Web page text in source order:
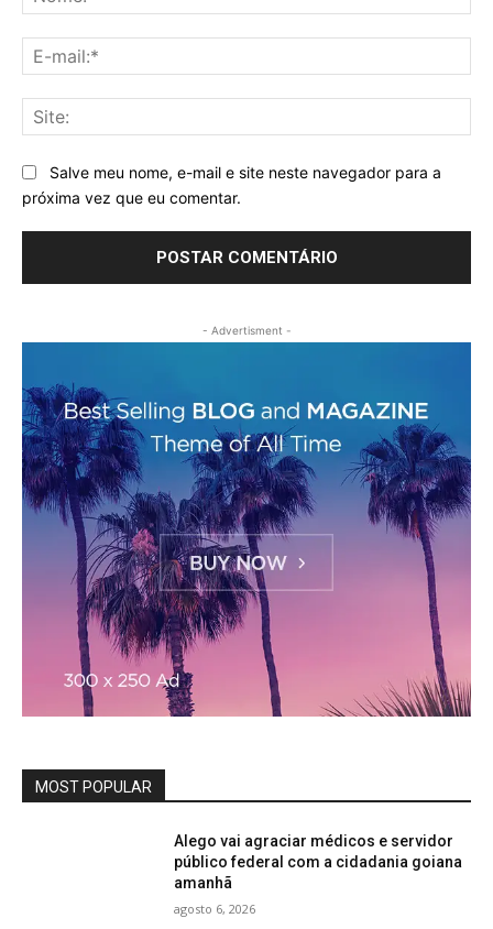
Salve meu nome, e-mail e site neste navegador para a
próxima vez que eu comentar.
- Advertisment -
MOST POPULAR
Alego vai agraciar médicos e servidor
público federal com a cidadania goiana
amanhã
agosto 6, 2026